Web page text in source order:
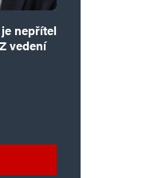
nepřítel
vedení